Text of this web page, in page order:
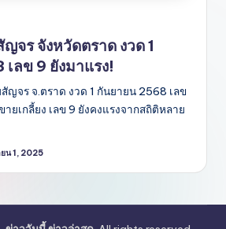
จร จังหวัดตราด งวด 1
ลข 9 ยังมาแรง!
ญจร จ.ตราด งวด 1 กันยายน 2568 เลข
ยเกลี้ยง เลข 9 ยังคงแรงจากสถิติหลาย
น 1, 2025